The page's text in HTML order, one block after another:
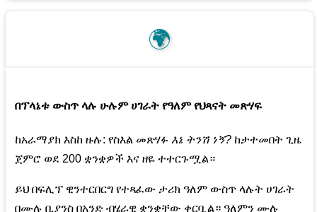
🌍
በፕላኔቱ ውስጥ ላሉ ሁሉም ሀገራት የዓለም የህጻናት መጽሃፍ
ከአራማያክ እስከ ዙሉ: የስእል መጽሃፉ እኔ ትንሽ ነኝ? ከታተመበት ጊዜ
ጀምሮ ወደ 200 ቋንቋዎች እና ዘዬ ተተርጉሟል።
ይህ በፍሊፕ ዊንተርበርግ የተጻፈው ታሪክ ዓለም ውስጥ ላሉት ሀገራት
በሙሉ ቢያንስ በአንድ ብሄራዊ ቋንቋቸው ቀርቧል። ዓለምን ሙሉ